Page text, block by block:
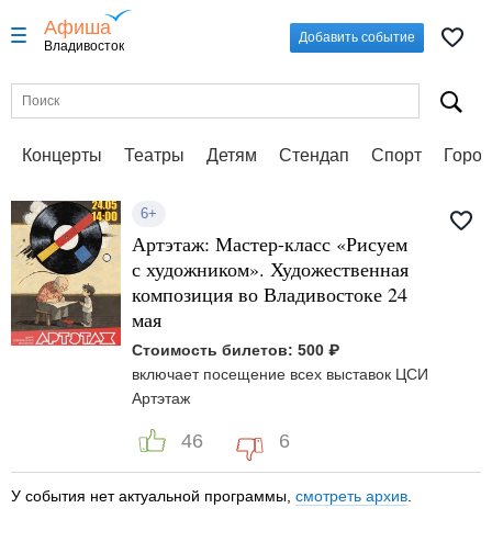
Афиша
Владивосток
Добавить событие
Концерты Театры Детям Стендап Спорт
6+
Артэтаж: Мастер-класс «Рисуем
с художником». Художественная
композиция во Владивостоке 24
мая
Стоимость билетов: 500 ₽
включает посещение всех выставок ЦСИ
Артэтаж
46 6
У события нет актуальной программы, смотреть архив